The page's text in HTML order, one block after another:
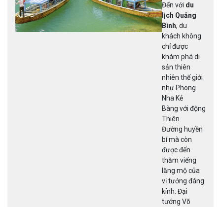
Đến với du
lịch Quảng
Bình, du
khách không
chỉ được
khám phá di
sản thiên
nhiên thế giới
như Phong
Nha Kẻ
Bàng với động
Thiên
Đường huyền
bí mà còn
được đến
thăm viếng
lăng mộ của
vị tướng đáng
kính: Đại
tướng Võ